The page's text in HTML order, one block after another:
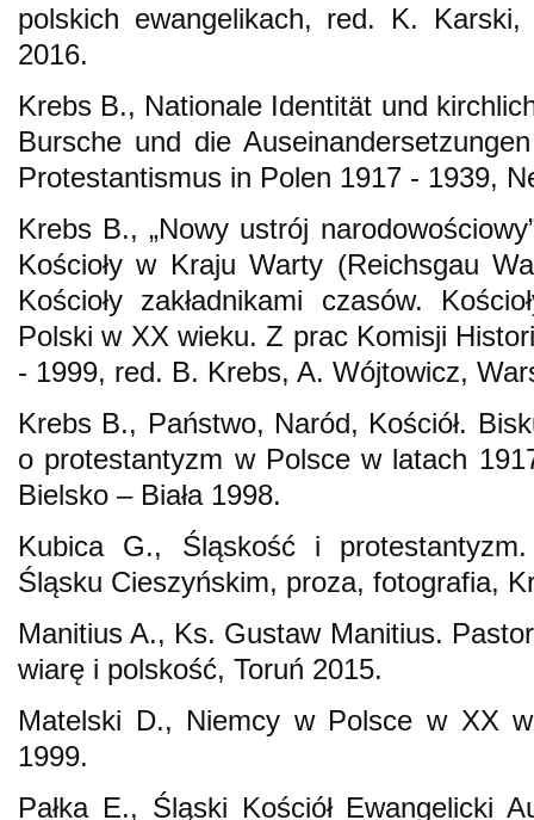
polskich ewangelikach, red. K. Karski,
2016.
Krebs B., Nationale Identität und
Bursche und die
Protestantismus in Polen 1917 - 1939,
Krebs B., „Nowy ustrój
Kościoły w Kraju Warty (Reichsgau
Kościoły zakładnikami czasów.
Polski w XX wieku. Z prac Komisji
- 1999, red. B. Krebs, A. Wójtowicz,
Krebs B., Państwo, Naród, Kościół.
o protestantyzm w Polsce w latach
Bielsko – Biała 1998.
Kubica G., Śląskość i
Śląsku Cieszyńskim, proza, fotografia,
Manitius A., Ks. Gustaw Manitius.
wiarę i polskość, Toruń 2015.
Matelski D., Niemcy w Polsce w XX
1999.
Pałka E., Śląski Kościół Ewangelicki